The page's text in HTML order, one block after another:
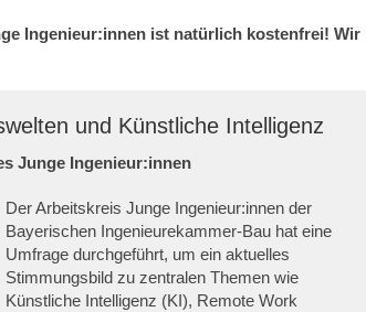
Ingenieur:innen ist natürlich kostenfrei! Wir
und Künstliche Intelligenz
Junge Ingenieur:innen
Der Arbeitskreis Junge Ingenieur:innen der
Bayerischen Ingenieurekammer-Bau hat eine
Umfrage durchgeführt, um ein aktuelles
Stimmungsbild zu zentralen Themen wie
Künstliche Intelligenz (KI), Remote Work